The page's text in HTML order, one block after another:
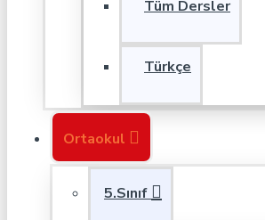
Tüm Dersler
Türkçe
Ortaokul
5.Sınıf